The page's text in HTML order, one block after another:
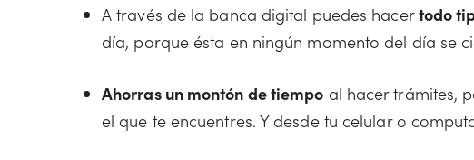
A través de la banca digital puedes hacertodo
día, porque ésta en ningún momento del día se
Ahorras un montón de tiempo al hacer trámites,
el que te encuentres. Y desde tu celular o